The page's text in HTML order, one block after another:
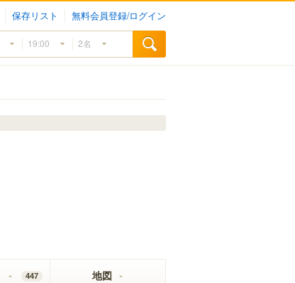
保存リスト 無料会員登録/ログイン
447 地図